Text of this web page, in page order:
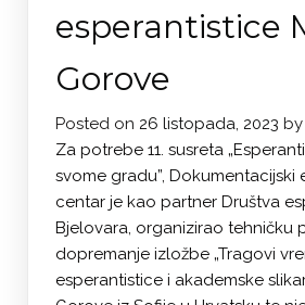
esperantistice
Gorove
Posted on 26 listopada, 2023 by
Za potrebe 11. susreta
svome gradu”, Dokumentacijski
centar je kao partner Društva
Bjelovara, organizirao tehničku
dopremanje izložbe „Tragovi
esperantistice i akademske